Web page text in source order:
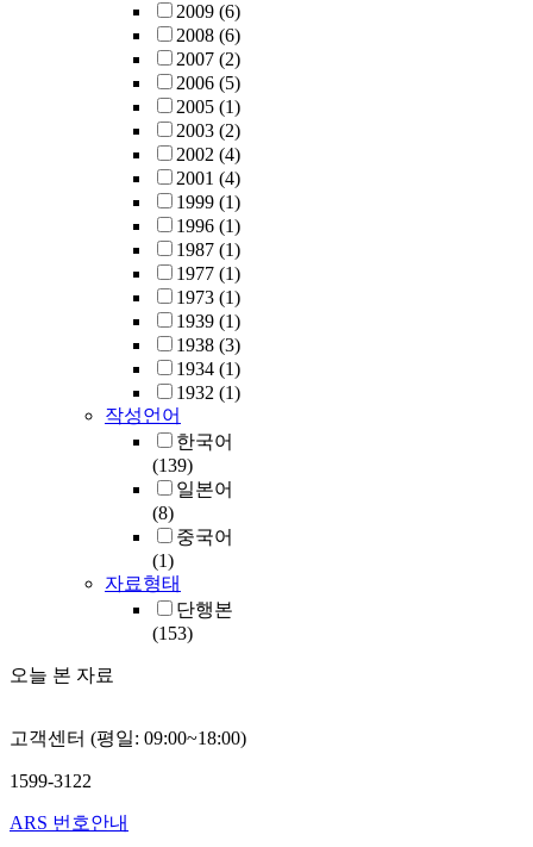
2009 (6)
2008 (6)
2007 (2)
2006 (5)
2005 (1)
2003 (2)
2002 (4)
2001 (4)
1999 (1)
1996 (1)
1987 (1)
1977 (1)
1973 (1)
1939 (1)
1938 (3)
1934 (1)
1932 (1)
작성언어
한국어
(139)
일본어
(8)
중국어
(1)
자료형태
단행본
(153)
오늘 본 자료
고객센터 (평일: 09:00~18:00)
1599-3122
ARS 번호안내